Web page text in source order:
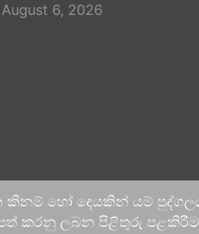
August 6, 2026
කිනම් හෝ දෙයකින් යම්
ලබන පිළිතුරු පළකිරීමට